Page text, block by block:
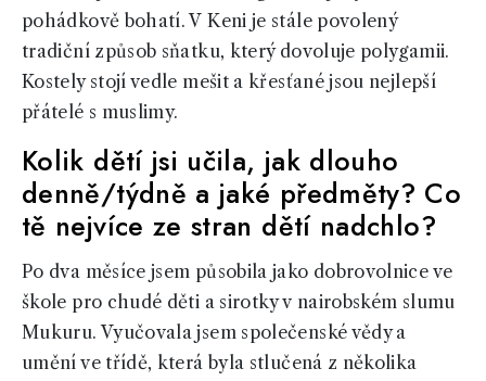
pohádkově bohatí. V Keni je stále povolený
tradiční způsob sňatku, který dovoluje polygamii.
Kostely stojí vedle mešit a křesťané jsou nejlepší
přátelé s muslimy.
Kolik dětí jsi učila, jak dlouho
denně/týdně a jaké předměty? Co
tě nejvíce ze stran dětí nadchlo?
Po dva měsíce jsem působila jako dobrovolnice ve
škole pro chudé děti a sirotky v nairobském slumu
Mukuru. Vyučovala jsem společenské vědy a
umění ve třídě, která byla stlučená z několika